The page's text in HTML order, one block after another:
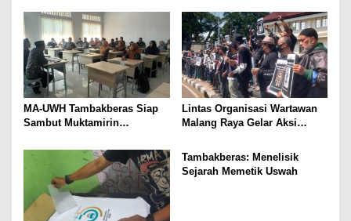
MA-UWH Tambakberas Siap
Sambut Muktamirin
Lintas Organisasi Wartawan
Malang Raya Gelar Aksi
Ireng”
Tambakberas: Menelisik
Sejarah Memetik Uswah